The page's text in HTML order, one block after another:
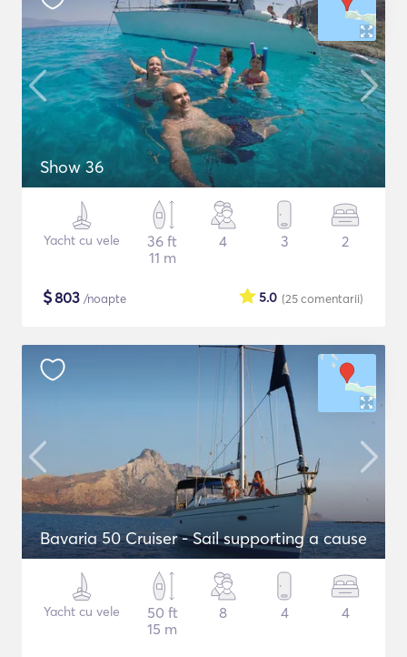
Show 36
Yacht cu vele
36 ft
11 m
4 3 2
$803 /noapte (25comentarii)
5.0
Bavaria 50 Cruiser - Sail supporting a cause
Yacht cu vele
50 ft
15 m
8 4 4